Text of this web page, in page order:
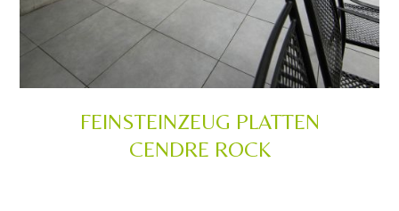
FEINSTEINZEUG PLATTEN
CENDRE ROCK